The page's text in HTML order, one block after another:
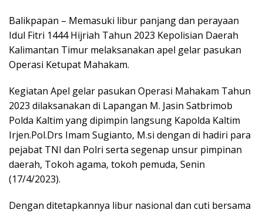
Balikpapan – Memasuki libur panjang dan perayaan
Idul Fitri 1444 Hijriah Tahun 2023 Kepolisian Daerah
Kalimantan Timur melaksanakan apel gelar pasukan
Operasi Ketupat Mahakam.
Kegiatan Apel gelar pasukan Operasi Mahakam Tahun
2023 dilaksanakan di Lapangan M. Jasin Satbrimob
Polda Kaltim yang dipimpin langsung Kapolda Kaltim
Irjen.Pol.Drs Imam Sugianto, M.si dengan di hadiri para
pejabat TNI dan Polri serta segenap unsur pimpinan
daerah, Tokoh agama, tokoh pemuda, Senin
(17/4/2023).
Dengan ditetapkannya libur nasional dan cuti bersama